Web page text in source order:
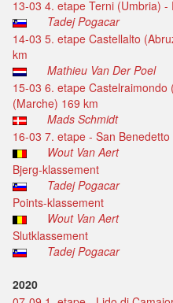
13-03 4. etape Terni (Umbria)
Tadej Pogacar
14-03 5. etape Castellalto
km
Mathieu Van Der Poel
15-03 6. etape
(Marche) 169 km
Mads Schmidt
16-03 7. etape - San
Wout Van Aert
Bjerg-klassement
Tadej Pogacar
Points-klassement
Wout Van Aert
Slutklassement
Tadej Pogacar
2020